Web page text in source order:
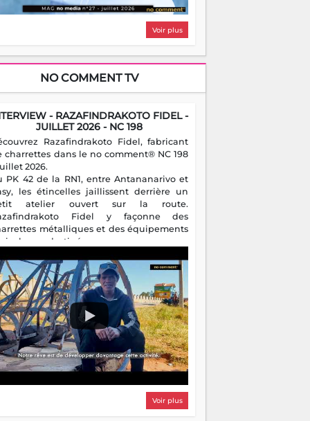
NO COMMENT TV
JUILLET 2026 - NC 198
Razafindrakoto Fidel, fabricant
charrettes dans le no comment® NC 198
2026.
les étincelles jaillissent derrière un
atelier ouvert sur la route.
Fidel y façonne des
métalliques et des équipements
destinés aux campagnes
Héritier d'un savoir-faire
il perpétue un métier discret mais
Voir plus